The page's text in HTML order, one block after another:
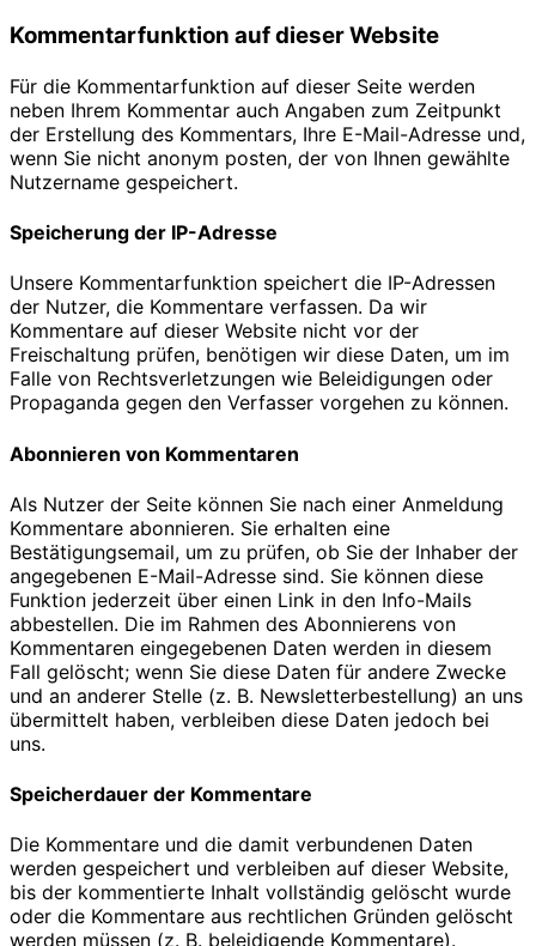
Kommentar­funktion auf dieser Website
Für die Kommentarfunktion auf dieser Seite werden
neben Ihrem Kommentar auch Angaben zum Zeitpunkt
der Erstellung des Kommentars, Ihre E-Mail-Adresse und,
wenn Sie nicht anonym posten, der von Ihnen gewählte
Nutzername gespeichert.
Speicherung der IP-Adresse
Unsere Kommentarfunktion speichert die IP-Adressen
der Nutzer, die Kommentare verfassen. Da wir
Kommentare auf dieser Website nicht vor der
Freischaltung prüfen, benötigen wir diese Daten, um im
Falle von Rechtsverletzungen wie Beleidigungen oder
Propaganda gegen den Verfasser vorgehen zu können.
Abonnieren von Kommentaren
Als Nutzer der Seite können Sie nach einer Anmeldung
Kommentare abonnieren. Sie erhalten eine
Bestätigungsemail, um zu prüfen, ob Sie der Inhaber der
angegebenen E-Mail-Adresse sind. Sie können diese
Funktion jederzeit über einen Link in den Info-Mails
abbestellen. Die im Rahmen des Abonnierens von
Kommentaren eingegebenen Daten werden in diesem
Fall gelöscht; wenn Sie diese Daten für andere Zwecke
und an anderer Stelle (z. B. Newsletterbestellung) an uns
übermittelt haben, verbleiben diese Daten jedoch bei
uns.
Speicherdauer der Kommentare
Die Kommentare und die damit verbundenen Daten
werden gespeichert und verbleiben auf dieser Website,
bis der kommentierte Inhalt vollständig gelöscht wurde
oder die Kommentare aus rechtlichen Gründen gelöscht
werden müssen (z. B. beleidigende Kommentare).